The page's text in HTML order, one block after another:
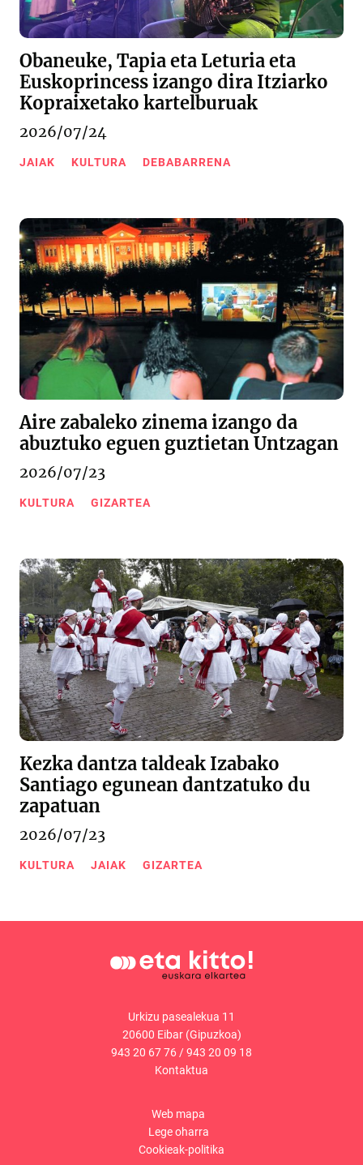
Obaneuke, Tapia eta Leturia eta
Euskoprincess izango dira Itziarko
Kopraixetako kartelburuak
2026/07/24
JAIAK KULTURA DEBABARRENA
Aire zabaleko zinema izango da
abuztuko eguen guztietan Untzagan
2026/07/23
KULTURA GIZARTEA
Kezka dantza taldeak Izabako
Santiago egunean dantzatuko du
zapatuan
2026/07/23
KULTURA JAIAK GIZARTEA
Urkizu pasealekua 11
20600 Eibar (Gipuzkoa)
943 20 67 76 /943 20 09 18
Kontaktua
Web mapa
Lege oharra
Cookieak-politika